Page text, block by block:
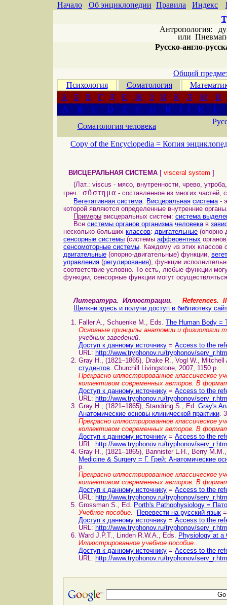
Начало Об энциклопедии Правила Индекс
Антропология:
или
Русско-англо-
Общий
Психология
Соматология
А
Б В Г Д Е Ж З И К Л М
Н
A
B C D E F G H I J K
L
Соматология человека
Copy of the Encyclopedia = Копия
ВИСЦЕРАЛЬНАЯ СИСТЕМА [ visceral system ]
(Лат.: viscus - мясо, внутренности, чрево,
греч.: σΰστημα - составленное из многих частей,
Вегетативная система. Висцеральная система-
которой являются определенные внутренние
Примеры висцеральных систем: система
Все системы органов организма человекав
несколько больших классов: двигательные
сенсорные системы (системы афферентных
сенсомоторные системы. Каждому из этих классов
двигательные (опорно-двигательные) функции,
управления (регулирования), функции
соответствие условно. То есть, любые функции
функции, сенсорные функции могут
Литература. Иллюстрации. References.
Щелкни здесь и получи доступ в библиотеку
Faller A., Schuenke M., Eds. The Human Body =
Основные принципы анатомии и физиологии
учебных заведений.
Доступ к данному источнику = Access to the
URL: http://www.tryphonov.ru/tryphonov/
Gray H., (1821–1865), Drake R., Vogl W.,
студентов. Churchill Livingstone, 2007, 1150 p.
Прекрасно иллюстрированное классическое
коллективом современных авторов. В
Доступ к данному источнику = Access to the
URL: http://www.tryphonov.ru/tryphonov/
Gray H., (1821–1865), Standring S., Ed. Gray's
Анатомические основы клинической практики.
Прекрасно иллюстрированное классическое
коллективом современных авторов. В
Доступ к данному источнику = Access to the
URL: http://www.tryphonov.ru/tryphonov/
Gray H., (1821–1865), Bannister L.H., Berry
Medicine & Surgery = Г. Грей: Анатомические
p.
Прекрасно иллюстрированное классическое
коллективом современных авторов. В
Доступ к данному источнику = Access to the
URL: http://www.tryphonov.ru/tryphonov/
Grossman S., Ed. Porth's Pathophysiology =
Учебное пособие. Перевести на русский язык =
Доступ к данному источнику = Access to the
URL: http://www.tryphonov.ru/tryphonov/
Ward J.P.T., Linden R.W.A., Eds. Physiology at
Иллюстрированное учебное пособие..
Доступ к данному источнику = Access to the
URL: http://www.tryphonov.ru/tryphonov/